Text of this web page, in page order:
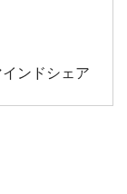
ンドシェア